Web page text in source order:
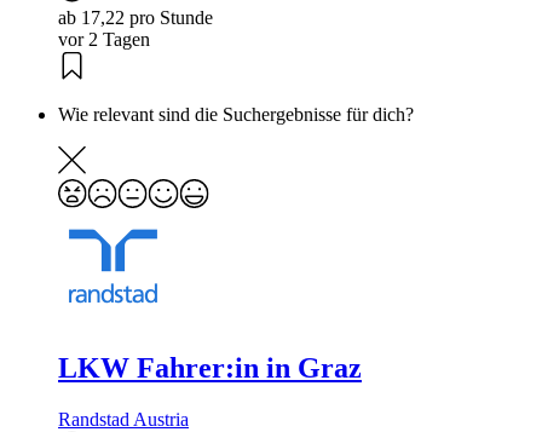
ab 17,22 pro Stunde
vor 2 Tagen
Wie relevant sind die Suchergebnisse für dich?
LKW Fahrer:in in Graz
Randstad Austria